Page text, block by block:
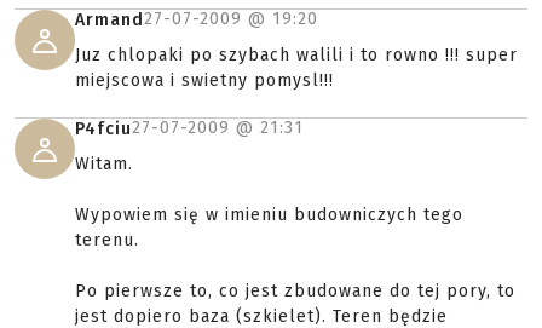
Armand27-07-2009 @ 19:20
Juz chlopaki po szybach walili i to rowno !!! super
miejscowa i swietny pomysl!!!
P4fciu27-07-2009 @ 21:31
Witam.
Wypowiem się w imieniu budowniczych tego
terenu.
Po pierwsze to, co jest zbudowane do tej pory, to
jest dopiero baza (szkielet). Teren będzie